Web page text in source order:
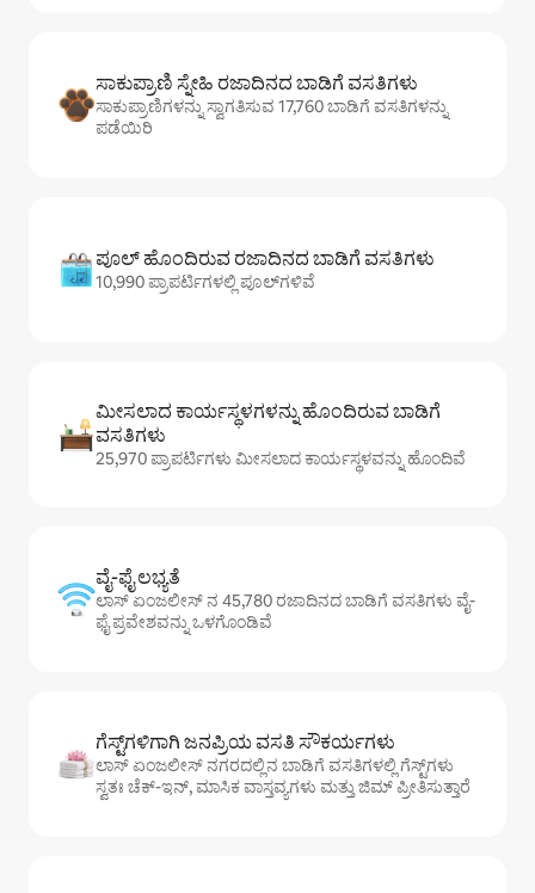
ಸಾಕುಪ್ರಾಣಿ ಸ್ನೇಹಿ ರಜಾದಿನದ ಬಾಡಿಗೆ ವಸತಿಗಳು
ಸಾಕುಪ್ರಾಣಿಗಳನ್ನು ಸ್ವಾಗತಿಸುವ 17,760 ಬಾಡಿಗೆ ವಸತಿಗಳನ್ನು
ಪಡೆಯಿರಿ
ಪೂಲ್ ಹೊಂದಿರುವ ರಜಾದಿನದ ಬಾಡಿಗೆ ವಸತಿಗಳು
10,990 ಪ್ರಾಪರ್ಟಿಗಳಲ್ಲಿ ಪೂಲ್‌‌‌‌‌‌‌‌‌ಗಳಿವೆ
ಮೀಸಲಾದ ಕಾರ್ಯಸ್ಥಳಗಳನ್ನು ಹೊಂದಿರುವ ಬಾಡಿಗೆ
ವಸತಿಗಳು
25,970 ಪ್ರಾಪರ್ಟಿಗಳು ಮೀಸಲಾದ ಕಾರ್ಯಸ್ಥಳವನ್ನು ಹೊಂದಿವೆ
ವೈ-ಫೈ ಲಭ್ಯತೆ
ಲಾಸ್ ಏಂಜಲೀಸ್ ನ 45,780 ರಜಾದಿನದ ಬಾಡಿಗೆ ವಸತಿಗಳು ವೈ-
ಫೈ ಪ್ರವೇಶವನ್ನು ಒಳಗೊಂಡಿವೆ
ಗೆಸ್ಟ್‌ಗಳಿಗಾಗಿ ಜನಪ್ರಿಯ ವಸತಿ ಸೌಕರ್ಯಗಳು
ಲಾಸ್ ಏಂಜಲೀಸ್ ನಗರದಲ್ಲಿನ ಬಾಡಿಗೆ ವಸತಿಗಳಲ್ಲಿ ಗೆಸ್ಟ್‌ಗಳು
ಸ್ವತಃ ಚೆಕ್-ಇನ್, ಮಾಸಿಕ ವಾಸ್ತವ್ಯಗಳು ಮತ್ತು ಜಿಮ್ ಪ್ರೀತಿಸುತ್ತಾರೆ